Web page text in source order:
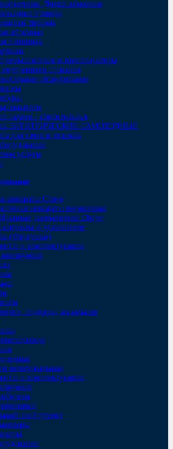
Диски алмазные
трещин
трещин
отрезные
топпинга
и пресепараторы
сгорания
оборудование
садово - строительные
ЭЛЕКТРИЧЕСКИЕ САМОХОДНЫЕ
для тачек и тележек
услуги
аппараты Chnye
аппараты поршневые
распылители Chnye
и удлинители
(Форсунки)
и комплектующие
поддоны, вкладыши
шлифовальные
и комплектующие
инструмент